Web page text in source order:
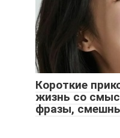
Короткие
жизнь со
фразы,